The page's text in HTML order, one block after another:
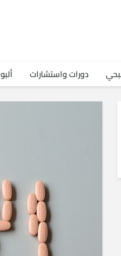
دورات واستشارات